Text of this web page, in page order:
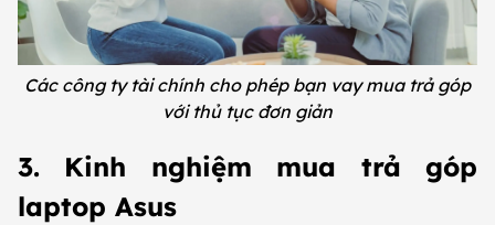
Các công ty tài chính cho phép bạn vay mua trả góp
với thủ tục đơn giản
3. Kinh nghiệm mua trả góp
laptop Asus